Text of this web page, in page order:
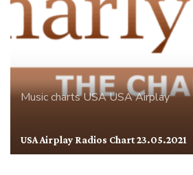
Music chartsUSAUSA Airplay
USA Airplay Radios Chart 23.05.2021